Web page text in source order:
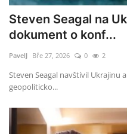
Ze světa
Válka
Život & Styl
Kultura
Steven Seagal na
dokument o konf...
PavelJ Bře 27, 2026 0 2
Steven Seagal navštívil Ukrajinu
geopoliticko...